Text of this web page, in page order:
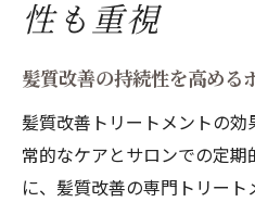
性も重視
髪質改善の持続性を高める
髪質改善トリートメントの
常的なケアとサロンでの定
に、髪質改善の専門トリー